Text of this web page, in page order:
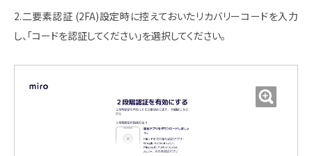
2.二要素認証 (2FA)設定時に控えておいたリカバリーコードを入力
し、「コードを認証してください」を選択してください。